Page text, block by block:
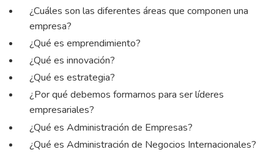
¿Cuáles son las diferentes áreas que componen una
empresa?
¿Qué es emprendimiento?
¿Qué es innovación?
¿Qué es estrategia?
¿Por qué debemos formarnos para ser líderes
empresariales?
¿Qué es Administración de Empresas?
¿Qué es Administración de Negocios Internacionales?